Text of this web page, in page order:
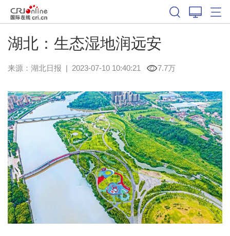
湖北：生态湿地润远安
来源： 湖北日报 | 2023-07-10 10:40:21 7.7万